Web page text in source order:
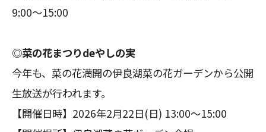
9:00～15:00
◎菜の花まつりdeやしの実
今年も、菜の花満開の伊良湖菜の花ガーデンから公開
生放送が行われます。
【開催日時】2026年2月22日(日) 13:00～15:00